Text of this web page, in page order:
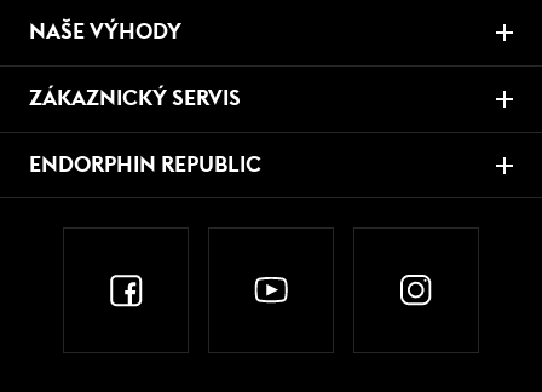
NAŠE VÝHODY
ZÁKAZNICKÝ SERVIS
ENDORPHIN REPUBLIC